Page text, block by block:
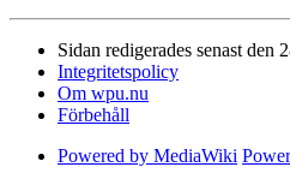
Sidan redigerades senast den
Integritetspolicy
Om wpu.nu
Förbehåll
Powered by MediaWiki